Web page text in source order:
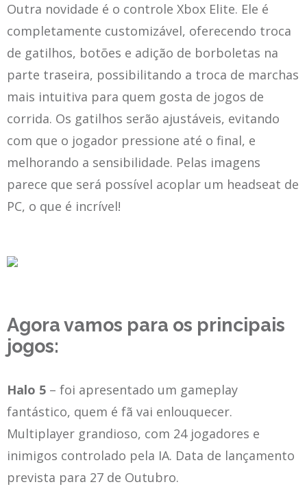
Outra novidade é o controle Xbox Elite. Ele é
completamente customizável, oferecendo troca
de gatilhos, botões e adição de borboletas na
parte traseira, possibilitando a troca de marchas
mais intuitiva para quem gosta de jogos de
corrida. Os gatilhos serão ajustáveis, evitando
com que o jogador pressione até o final, e
melhorando a sensibilidade. Pelas imagens
parece que será possível acoplar um headseat de
PC, o que é incrível!
Agora vamos para os principais
jogos:
Halo 5 – foi apresentado um gameplay
fantástico, quem é fã vai enlouquecer.
Multiplayer grandioso, com 24 jogadores e
inimigos controlado pela IA. Data de lançamento
prevista para 27 de Outubro.